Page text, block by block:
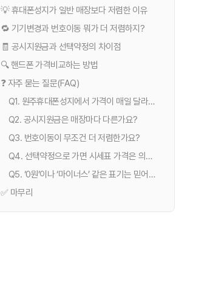
💡 휴대폰성지가 일반 매장보다 저렴한 이유
🔁 기기변경과 번호이동 뭐가 더 저렴하지?
🧾 공시지원금과 선택약정의 차이점
🔍 핸드폰 가격비교하는 방법
❓ 자주 묻는 질문(FAQ)
Q1. 원주휴대폰성지에서 가격이 매일 달라질 수 있나요?
Q2. 공시지원금은 매장마다 다른가요?
Q3. 번호이동이 무조건 더 저렴한가요?
Q4. 선택약정으로 가면 시세표 가격은 의미가 없나요?
Q5. ‘0원’이나 ‘마이너스’ 같은 표기는 믿어도 되나요?
✅ 마무리